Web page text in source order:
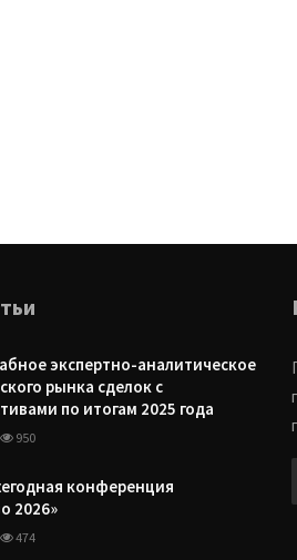
экспертно-аналитическое
рынка сделок с
по итогам 2025 года
950
конференция
2026»
474